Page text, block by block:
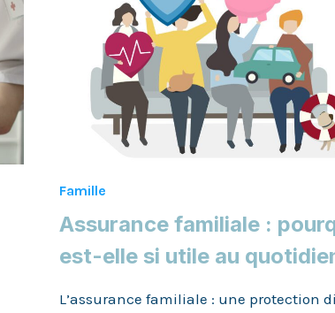
Famille
Assurance familiale :
est-elle si utile au
L’assurance familiale : une protection